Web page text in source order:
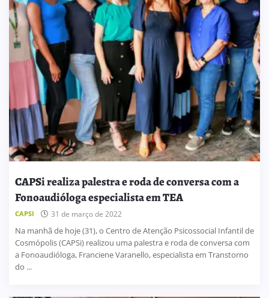
CAPSi realiza palestra e roda de conversa com a
Fonoaudióloga especialista em TEA
CAPSI 31 de março de 2022
Na manhã de hoje (31), o Centro de Atenção Psicossocial Infantil de
Cosmópolis (CAPSi) realizou uma palestra e roda de conversa com
a Fonoaudióloga, Franciene Varanello, especialista em Transtorno
do ...